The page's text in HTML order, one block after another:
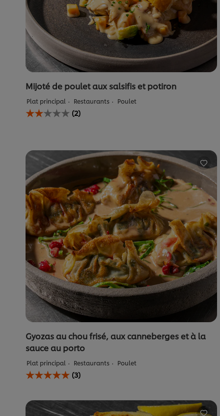
de
4
notes.
Mijoté de poulet aux salsifis et potiron
Plat principal Restaurants Poulet
La
note
Mijoté
de
poulet
aux
salsifis
et
potiron
est
de
2.0
sur
5
à
partir
de
2
notes.
(2)
Gyozas au chou frisé, aux canneberges et à la
sauce au porto
Plat principal Restaurants Poulet
La
note
ce
(3)